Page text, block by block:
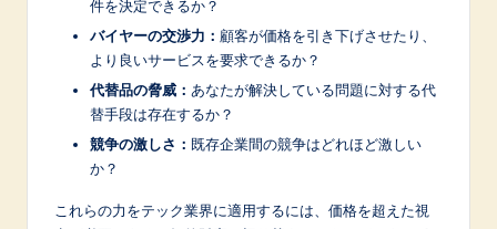
件を決定できるか？
バイヤーの交渉力： 顧客が価格を引き下げさせたり、
より良いサービスを要求できるか？
代替品の脅威： あなたが解決している問題に対する代
替手段は存在するか？
競争の激しさ： 既存企業間の競争はどれほど激しい
か？
これらの力をテック業界に適用するには、価格を超えた視